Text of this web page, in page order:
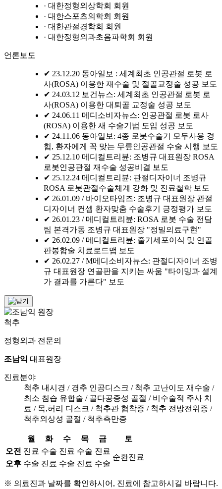
· 대한정형외상학회 회원
· 대한스포츠의학회 회원
· 대한관절경학회 회원
· 대한정형외과초음파학회 회원
언론보도
✔ 23.12.20 동아일보 : 세계최초 인공관절 로봇 로
사(ROSA) 이용한 재수술 및 절골교정술 성공 보도
✔ 24.03.12 보건뉴스: 세계최초 인공관절 로봇 로
사(ROSA) 이용한 대퇴골 교정술 성공 보도
✔ 24.06.11 메디소비자뉴스: 인공관절 로봇 로사
(ROSA) 이용한 새 수술기법 도입 성공 보도
✔ 24.11.06 동아일보: 4종 로봇수술기 모두사용 경
험, 환자에게 꼭 맞는 무릎인공관절 수술 시행 보도
✔ 25.12.10 메디컬트리뷴: 조병규 대표원장 ROSA
로봇인공관절 재수술 성공비결 보도
✔ 25.12.24 메디컬트리뷴: 관절디자이너 조병규
ROSA 로봇관절수술체계 강화 및 진료철학 보도
✔ 26.01.09 / 바이오타임즈: 조병규 대표원장 관절
디자이너 컨셉 환자맞춤 수술후기 긍정평가 보도
✔ 26.01.23 / 메디컬트리뷴: ROSA 로봇 수술 전담
팀 본격가동 조병규 대표원장 "정밀의료구현"
✔ 26.02.09 / 메디컬트리뷴: 줄기세포이식 및 연골
판봉합술 치료로드맵 보도
✔ 26.02.27 / M메디소비자뉴스: 관절디자이너 조병
규 대표원장 연골판을 지키는 싸움 "타이밍과 설계
가 결과를 가른다" 보도
척추
정형외과 전문의
조남익 대표원장
진료분야
척추 내시경 / 경추 인공디스크 / 척추 고난이도 재수술 /
최소 침습 유합술 / 골다공증성 골절 / 비수술적 주사 치
료 / 목,허리 디스크 / 척추관 협착증 / 척추 전방전위증 /
척추외상성 골절 / 척추측만증
월 화 수 목 금
토
오전 진료 수술 진료 수술 진료
순환진료
오후 수술 진료 수술 진료 수술
※ 의료진과 날짜를 확인하시어, 진료에 참고하시길 바랍니다.